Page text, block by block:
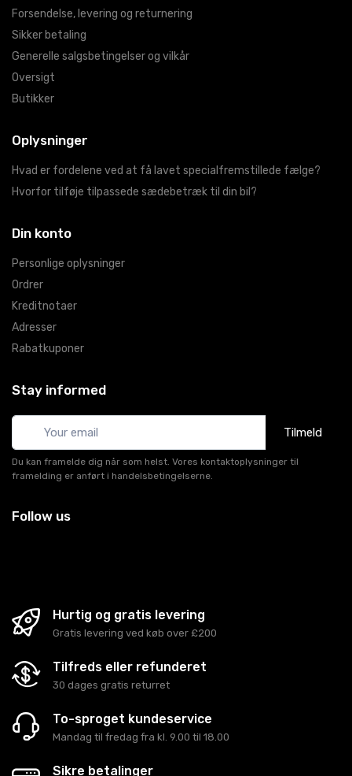
Forsendelse, levering og returnering
Sikker betaling
Generelle salgsbetingelser og vilkår
Oversigt
Butikker
Oplysninger
Hvad er fordelene ved at få lavet specialfremstillede fælge?
Hvorfor tilføje tilpassede sædebetræk til din bil?
Din konto
Personlige oplysninger
Ordrer
Kreditnotaer
Adresser
Rabatkuponer
Stay informed
Tilmeld
Du kan framelde dig når som helst. Vores kontaktoplysninger til
framelding er anført i handelsbetingelserne.
Follow us
Hurtig og gratis levering
Gratis levering ved køb over £200
Tilfreds eller refunderet
30 dages gratis returret
To-sproget kundeservice
Mandag til fredag fra kl. 9.00 til 18.00
Sikre betalinger